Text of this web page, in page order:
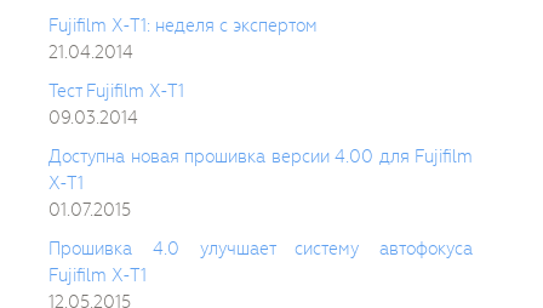
Fujifilm X-T1: неделя с экспертом
21.04.2014
Тест Fujifilm X-T1
09.03.2014
Доступна новая прошивка версии 4.00 для Fujifilm
X-T1
01.07.2015
Прошивка 4.0 улучшает систему автофокуса
Fujifilm X-T1
12.05.2015